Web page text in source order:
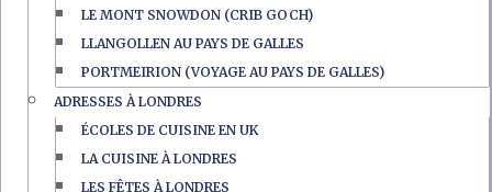
LE MONT SNOWDON (CRIB GOCH)
LLANGOLLEN AU PAYS DE GALLES
PORTMEIRION (VOYAGE AU PAYS DE GALLES)
ADRESSES À LONDRES
ÉCOLES DE CUISINE EN UK
LA CUISINE À LONDRES
LES FÊTES À LONDRES